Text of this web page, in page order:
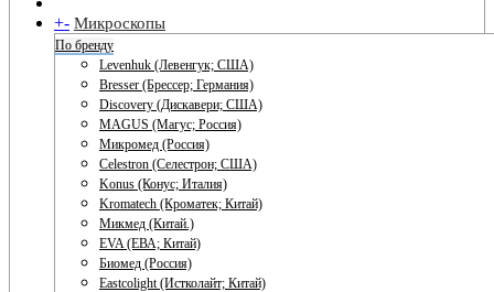
+- Микроскопы
По бренду
Levenhuk (Левенгук; США)
Bresser (Брессер; Германия)
Discovery (Дискавери; США)
MAGUS (Магус; Россия)
Микромед (Россия)
Celestron (Селестрон; США)
Konus (Конус; Италия)
Kromatech (Кроматек; Китай)
Микмед (Китай.)
EVA (ЕВА; Китай)
Биомед (Россия)
Eastcolight (Истколайт; Китай)